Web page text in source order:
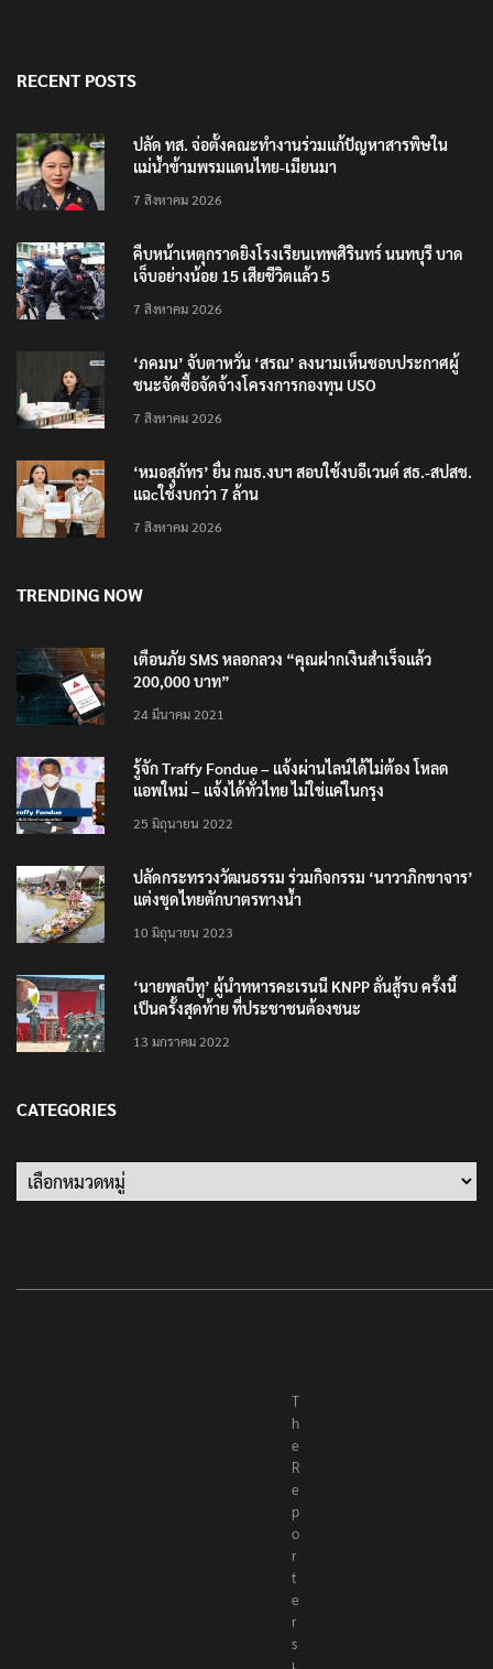
RECENT POSTS
ปลัด ทส. จ่อตั้งคณะทำงานร่วมแก้ปัญหาสารพิษใน
แม่น้ำข้ามพรมแดนไทย-เมียนมา
7 สิงหาคม 2026
คืบหน้าเหตุกราดยิงโรงเรียนเทพศิรินทร์ นนทบุรี บาด
เจ็บอย่างน้อย 15 เสียชีวิตแล้ว 5
7 สิงหาคม 2026
‘ภคมน’ จับตาหวั่น ‘สรณ’ ลงนามเห็นชอบประกาศผู้
ชนะจัดซื้อจัดจ้างโครงการกองทุน USO
7 สิงหาคม 2026
‘หมอสุภัทร’ ยื่น กมธ.งบฯ สอบใช้งบอีเวนต์ สธ.-สปสช.
แฉcใช้งบกว่า 7 ล้าน
7 สิงหาคม 2026
TRENDING NOW
เตือนภัย SMS หลอกลวง “คุณฝากเงินสำเร็จแล้ว
200,000 บาท”
24 มีนาคม 2021
รู้จัก Traffy Fondue – แจ้งผ่านไลน์ได้ไม่ต้อง โหลด
แอพใหม่ – แจ้งได้ทั่วไทย ไม่ใช่แค่ในกรุง
25 มิถุนายน 2022
ปลัดกระทรวงวัฒนธรรม ร่วมกิจกรรม ‘นาวาภิกขาจาร’
แต่งชุดไทยตักบาตรทางน้ำ
10 มิถุนายน 2023
‘นายพลบีทู’ ผู้นำทหารคะเรนนี KNPP ลั่นสู้รบ ครั้งนี้
เป็นครั้งสุดท้าย ที่ประชาชนต้องชนะ
13 มกราคม 2022
CATEGORIES
Categories
T
h
e
R
e
p
o
r
t
e
r
s